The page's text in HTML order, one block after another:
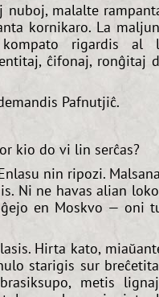
nuboj, malalte
kornikaro. La
kompato rigardis al
ĉifonaj, ronĝitaj
Pafnutjiĉ.
kio do vi lin serĉas?
nin ripozi.
Ni ne havas alian
en Moskvo — oni
Hirta kato,
starigis sur
metis